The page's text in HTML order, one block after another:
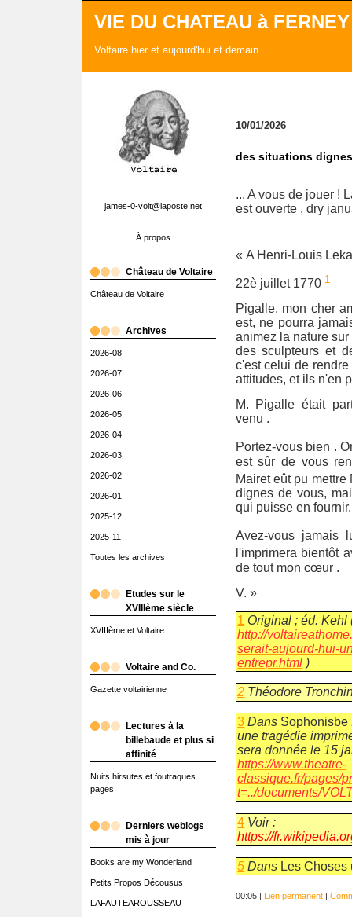
VIE DU CHATEAU à FERNEY
Voltaire hier et aujourd'hui et demain
james-0-volt@laposte.net
À propos
Château de Voltaire
Château de Voltaire
Archives
2026-08
2026-07
2026-06
2026-05
2026-04
2026-03
2026-02
2026-01
2025-12
2025-11
Toutes les archives
Etudes sur le
XVIIIème siècle
XVIIIème et Voltaire
Voltaire and Co.
Gazette voltairienne
Lectures à la
billebaude et plus si
affinité
Nuits hirsutes et foutraques
pages
Derniers weblogs
mis à jour
Books are my Wonderland
Petits Propos Décousus
LAFAUTEAROUSSEAU
10/01/2026
des situations
... A vous de jouer !
est ouverte , dry
« A Henri-Louis
22è juillet 17701
Pigalle, mon cher
est, ne pourra
animez la nature
des sculpteurs et
c'est celui de
attitudes, et ils n'en
M. Pigalle était
venu .
Portez-vous bien .
est sûr de vous
Mairet eût pu
dignes de vous,
qui puisse en fournir.
Avez-vous
l'imprimera bientôt
de tout mon cœur .
V. »
1 Original ; éd. Kehl
http://
serait-aujourd-hui-
entrepr.html )
2 Théodore
3 Dans Sophonisbe
une tragédie
sera donnée le 15
https://www.theatre-
classique.fr/pages/
t=../documents/
4 Voir :
https://
5 Dans Les
00:05 | Lien permanent|